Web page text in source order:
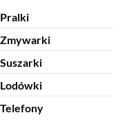
Pralki
Zmywarki
Suszarki
Lodówki
Telefony